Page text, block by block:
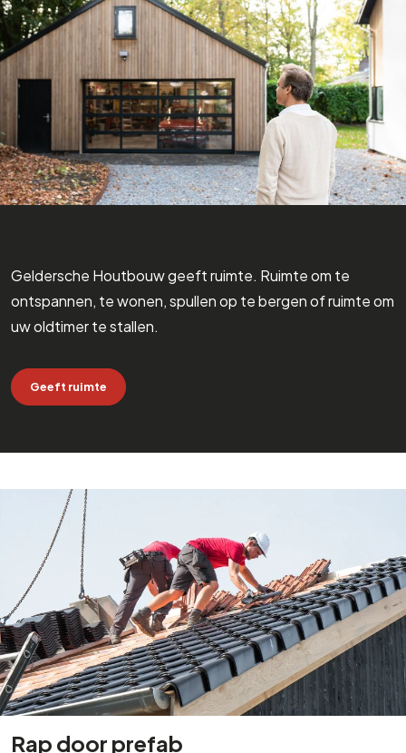
Geldersche Houtbouw geeft ruimte. Ruimte om te
ontspannen, te wonen, spullen op te bergen of ruimte om
uw oldtimer te stallen.
Geeft ruimte
Rap door prefab